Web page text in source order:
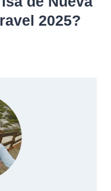
2025?